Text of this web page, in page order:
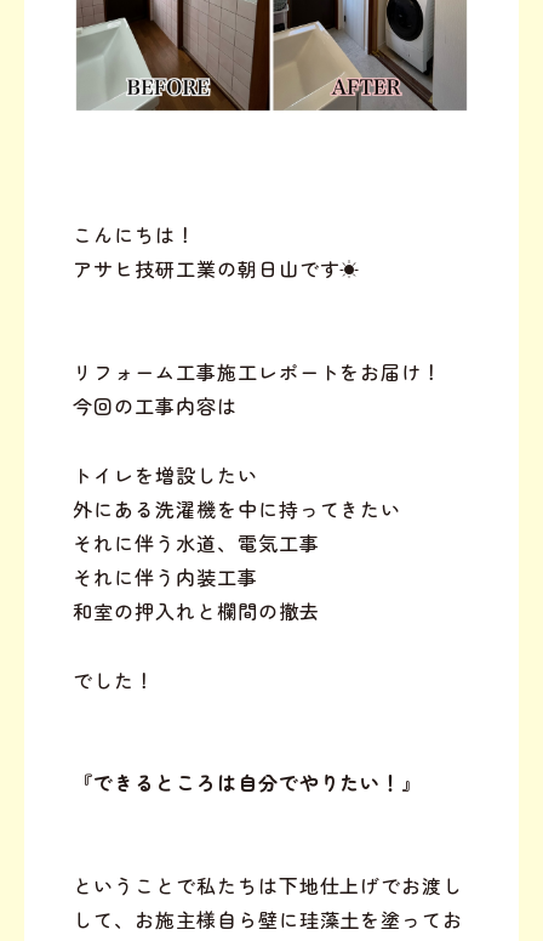
こんにちは！
アサヒ技研工業の朝日山です☀︎
リフォーム工事施工レポートをお届け！
今回の工事内容は
トイレを増設したい
外にある洗濯機を中に持ってきたい
それに伴う水道、電気工事
それに伴う内装工事
和室の押入れと欄間の撤去
でした！
『できるところは自分でやりたい！』
ということで私たちは下地仕上げでお渡し
して、お施主様自ら壁に珪藻土を塗ってお